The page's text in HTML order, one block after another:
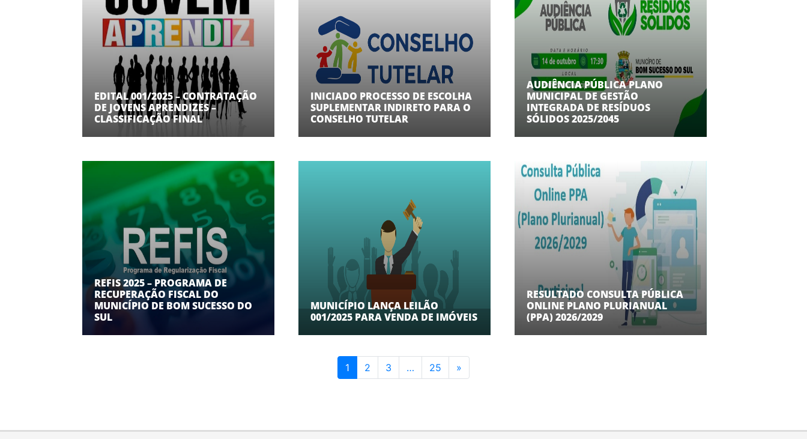
EDITAL 001/2025 – CONTRATAÇÃO
DE JOVENS APRENDIZES –
CLASSIFICAÇÃO FINAL
INICIADO PROCESSO DE ESCOLHA
SUPLEMENTAR INDIRETO PARA O
CONSELHO TUTELAR
AUDIÊNCIA PÚBLICA PLANO
MUNICIPAL DE GESTÃO
INTEGRADA DE RESÍDUOS
SÓLIDOS 2025/2045
REFIS 2025 – PROGRAMA DE
RECUPERAÇÃO FISCAL DO
MUNICÍPIO DE BOM SUCESSO DO
SUL
MUNICÍPIO LANÇA LEILÃO
001/2025 PARA VENDA DE IMÓVEIS
RESULTADO CONSULTA PÚBLICA
ONLINE PLANO PLURIANUAL
(PPA) 2026/2029
1 2 3 … 25 »